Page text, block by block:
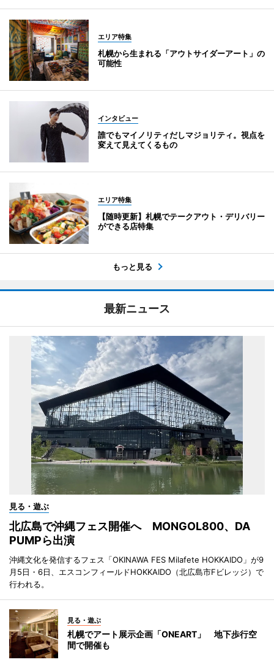
エリア特集
札幌から生まれる「アウトサイダーアート」の
可能性
インタビュー
誰でもマイノリティだしマジョリティ。視点を
変えて見えてくるもの
エリア特集
【随時更新】札幌でテークアウト・デリバリー
ができる店特集
もっと見る
最新ニュース
見る・遊ぶ
北広島で沖縄フェス開催へ MONGOL800、DA
PUMPら出演
沖縄文化を発信するフェス「OKINAWA FES Milafete HOKKAIDO」が9
月5日・6日、エスコンフィールドHOKKAIDO（北広島市Fビレッジ）で
行われる。
見る・遊ぶ
札幌でアート展示企画「ONEART」 地下歩行空
間で開催も